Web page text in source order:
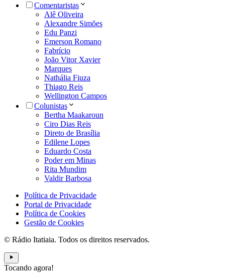
Comentaristas
Alê Oliveira
Alexandre Simões
Edu Panzi
Emerson Romano
Fabrício
João Vitor Xavier
Marques
Nathália Fiuza
Thiago Reis
Wellington Campos
Colunistas
Bertha Maakaroun
Ciro Dias Reis
Direto de Brasília
Edilene Lopes
Eduardo Costa
Poder em Minas
Rita Mundim
Valdir Barbosa
Política de Privacidade
Portal de Privacidade
Política de Cookies
Gestão de Cookies
© Rádio Itatiaia. Todos os direitos reservados.
Tocando agora!